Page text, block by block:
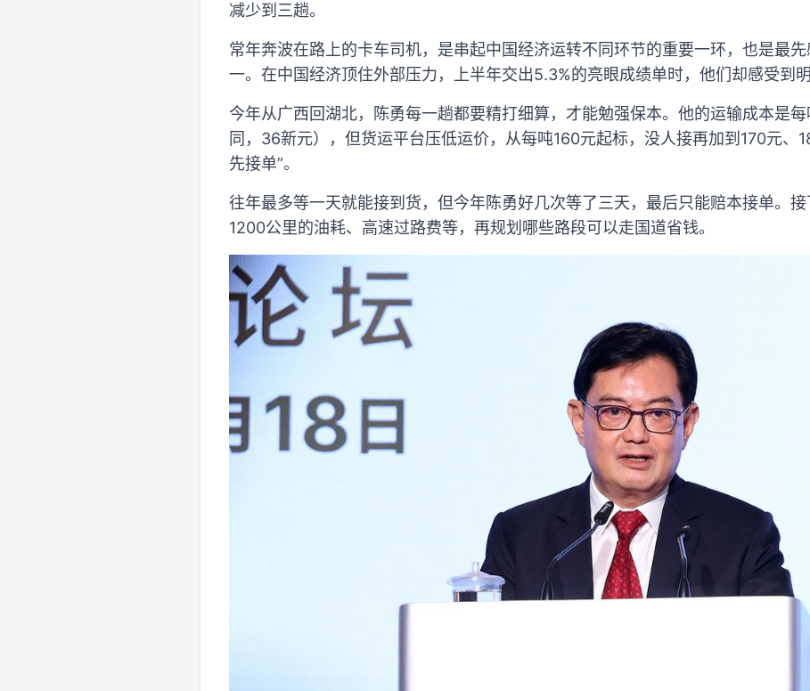
减少到三趟。
常年奔波在路上的卡车司机，是串起中国经济运转不同环节的重要一环，也是最
一。在中国经济顶住外部压力，上半年交出5.3%的亮眼成绩单时，他们却感受到明
今年从广西回湖北，陈勇每一趟都要精打细算，才能勉强保本。他的运输成本是
同，36新元），但货运平台压低运价，从每吨160元起标，没人接再加到170元、
先接单”。
往年最多等一天就能接到货，但今年陈勇好几次等了三天，最后只能赔本接单。
1200公里的油耗、高速过路费等，再规划哪些路段可以走国道省钱。